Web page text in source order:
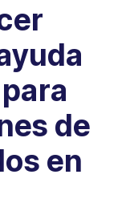
de
en